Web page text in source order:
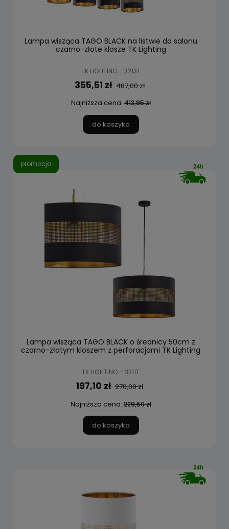
Lampa wisząca TAGO BLACK na listwie do salonu
czarno-złote klosze TK Lighting
TK LIGHTING - 3213T
355,51 zł 487,00 zł
Najniższa cena:413,95 zł
do koszyka
Lampa wisząca TAGO BLACK o średnicy 50cm z
czarno-złotym kloszem z perforacjami TK Lighting
TK LIGHTING - 3211T
197,10 zł 270,00 zł
Najniższa cena:229,50 zł
do koszyka
promocja